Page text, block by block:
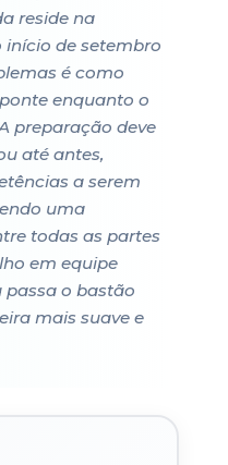
reside na
início de setembro
é como
enquanto o
preparação deve
até antes,
a serem
uma
todas as partes
em equipe
o bastão
mais suave e